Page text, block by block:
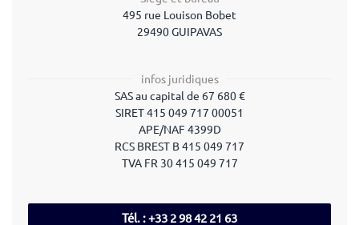
495 rue Louison Bobet
29490 GUIPAVAS
infos juridiques
SAS au capital de 67 680 €
SIRET 415 049 717 00051
APE/NAF 4399D
RCS BREST B 415 049 717
TVA FR 30 415 049 717
Tél. : +33 2 98 42 21 63